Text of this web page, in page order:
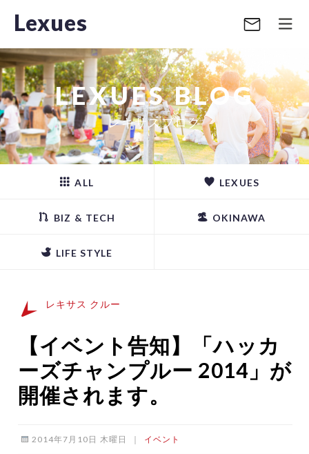
Lexues
LEXUES BLOG
レキサスブログ
ALL LEXUES
BIZ & TECH OKINAWA
LIFE STYLE
レキサス クルー
【イベント告知】「ハッカ
ーズチャンプルー 2014」が
開催されます。
2014年7月10日 木曜日 ｜ イベント